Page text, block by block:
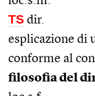
TS dir.
esplicazione di
conforme al
filosofia del